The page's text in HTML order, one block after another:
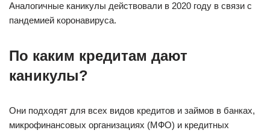
Аналогичные каникулы действовали в 2020 году в связи с
пандемией коронавируса.
По каким кредитам дают
каникулы?
Они подходят для всех видов кредитов и займов в банках,
микрофинансовых организациях (МФО) и кредитных